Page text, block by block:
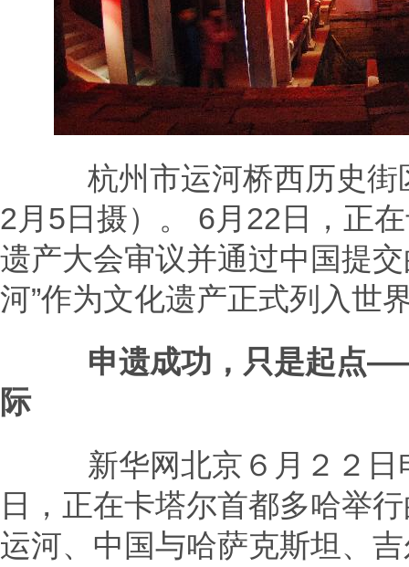
杭州市运河桥西历史街
2月5日摄）。 6月22日，正
遗产大会审议并通过中国提
河”作为文化遗产正式列入世
申遗成功，只是起点
际
新华网北京６月２２日
日，正在卡塔尔首都多哈举
运河、中国与哈萨克斯坦、